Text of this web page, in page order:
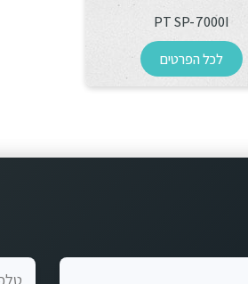
PT SP-7000I
לכל הפרטים